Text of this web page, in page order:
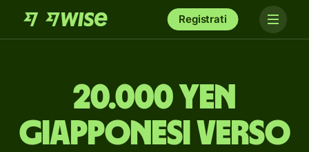
Registrati
20.000 yen
giapponesi verso